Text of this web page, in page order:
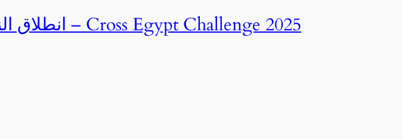
انطلاق النسخة الرابعة عشرة من رالي تحدي عبور مصر – Cross Egypt Challenge 2025